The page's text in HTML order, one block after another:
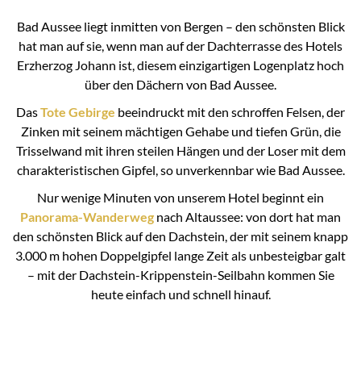
Bad Aussee liegt inmitten von Bergen – den schönsten Blick
hat man auf sie, wenn man auf der Dachterrasse des Hotels
Erzherzog Johann ist, diesem einzigartigen Logenplatz hoch
über den Dächern von Bad Aussee.
DasTote Gebirge beeindruckt mit den schroffen Felsen, der
Zinken mit seinem mächtigen Gehabe und tiefen Grün, die
Trisselwand mit ihren steilen Hängen und der Loser mit dem
charakteristischen Gipfel, so unverkennbar wie Bad Aussee.
Nur wenige Minuten von unserem Hotel beginnt ein
Panorama-Wanderweg nach Altaussee: von dort hat man
den schönsten Blick auf den Dachstein, der mit seinem knapp
3.000 m hohen Doppelgipfel lange Zeit als unbesteigbar galt
– mit der Dachstein-Krippenstein-Seilbahn kommen Sie
heute einfach und schnell hinauf.